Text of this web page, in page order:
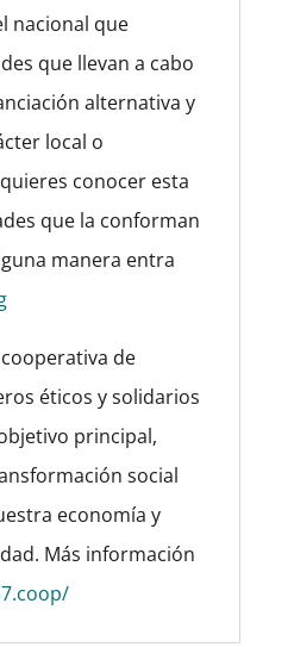
nacional que
que llevan a cabo
alternativa y
local o
conocer esta
que la conforman
manera entra
de
éticos y solidarios
principal,
social
economía y
Más información